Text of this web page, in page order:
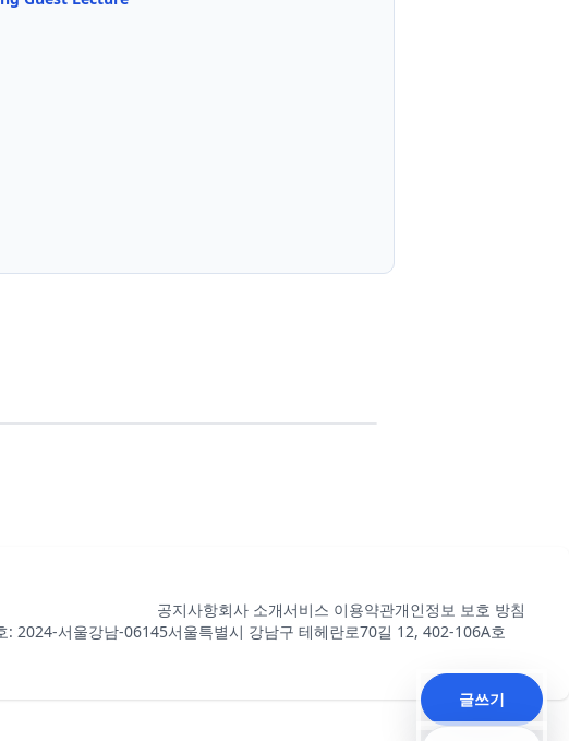
공지사항회사 소개서비스 이용약관개인정보 보호 방침
: 2024-서울강남-06145서울특별시 강남구 테헤란로70길 12, 402-106A호
글쓰기